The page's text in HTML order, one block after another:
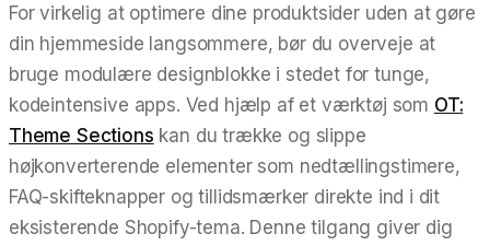
For virkelig at optimere dine produktsider uden at gøre
din hjemmeside langsommere, bør du overveje at
bruge modulære designblokke i stedet for tunge,
kodeintensive apps. Ved hjælp af et værktøj som OT:
Theme Sections kan du trække og slippe
højkonverterende elementer som nedtællingstimere,
FAQ-skifteknapper og tillidsmærker direkte ind i dit
eksisterende Shopify-tema. Denne tilgang giver dig